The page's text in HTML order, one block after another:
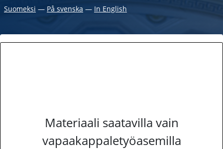
Suomeksi ― På svenska ― In English
Materiaali saatavilla vain
vapaakappaletyöasemilla